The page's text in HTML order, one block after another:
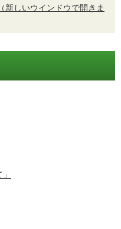
新しいウインドウで開きま